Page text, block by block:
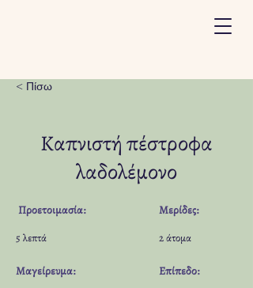
< Πίσω
Καπνιστή πέστροφα
λαδολέμονο
Προετοιμασία:
5 λεπτά
Μαγείρευμα:
Μερίδες:
2 άτομα
Επίπεδο: